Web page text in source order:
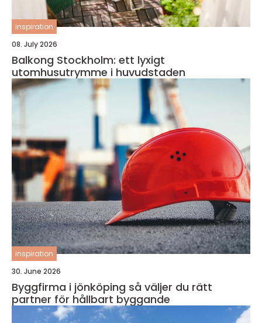
inspiration
08. July 2026
Balkong Stockholm: ett lyxigt
utomhusutrymme i huvudstaden
inspiration
30. June 2026
Byggfirma i jönköping så väljer du rätt
partner för hållbart byggande